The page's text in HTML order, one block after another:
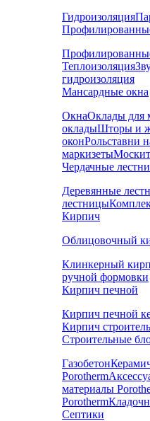
Гидроизоляция
Теплоизоляция
гидроизоляция
Мансардные окна
ОкнаОклады для
окладыШторы и
оконРольставни
маркизеты
Чердачные
Деревянные
лестницы
Кирпич
Облицовочный
Клинкерный
ручной формовки
Кирпич печной
Кирпич печной
Кирпич
Строительные
Газобетон
Porotherm
материалы
Porotherm
Септики